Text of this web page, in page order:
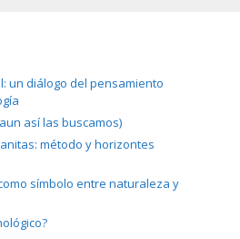
un diálogo del pensamiento
así las buscamos)
método y horizontes
símbolo entre naturaleza y